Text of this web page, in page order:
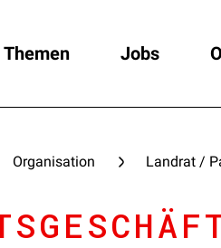
Themen Jobs
Organisation Landrat /